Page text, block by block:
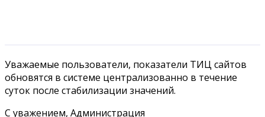
Уважаемые пользователи, показатели ТИЦ сайтов
обновятся в системе централизованно в течение
суток после стабилизации значений.
С уважением, Администрация